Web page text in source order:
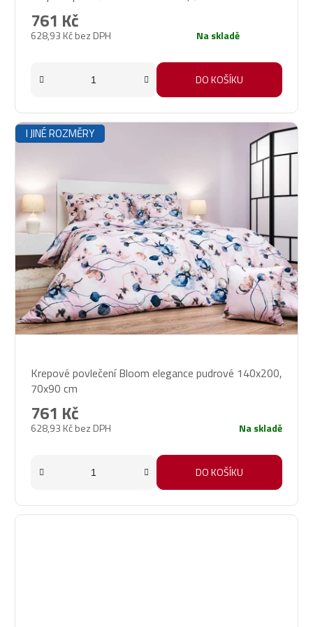
628,93 Kč bez DPH
761 Kč
Na skladě
DO KOŠÍKU
I JINÉ ROZMĚRY
hodnocení
produktu
je
5,0
hvězdiček.
Krepové povlečení Bloom elegance pudrové 140x200,
70x90 cm
628,93 Kč bez DPH
761 Kč
Na skladě
DO KOŠÍKU